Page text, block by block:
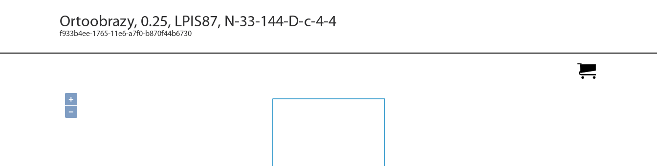
Ortoobrazy, 0.25, LPIS87, N-33-144-D-c-4-4
f933b4ee-1765-11e6-a7f0-b870f44b6730
+
−